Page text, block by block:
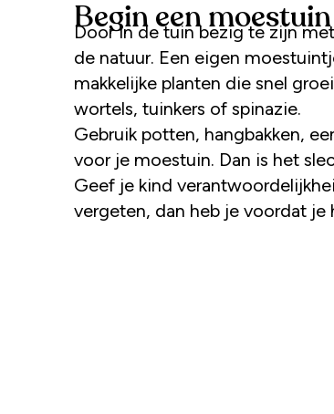
Begin een moestuin
Door in de tuin bezig te zijn
de natuur. Een eigen
makkelijke planten die snel
wortels, tuinkers of spinazie.
Gebruik potten, hangbakken,
voor je moestuin. Dan is het
Geef je kind
vergeten, dan heb je voordat